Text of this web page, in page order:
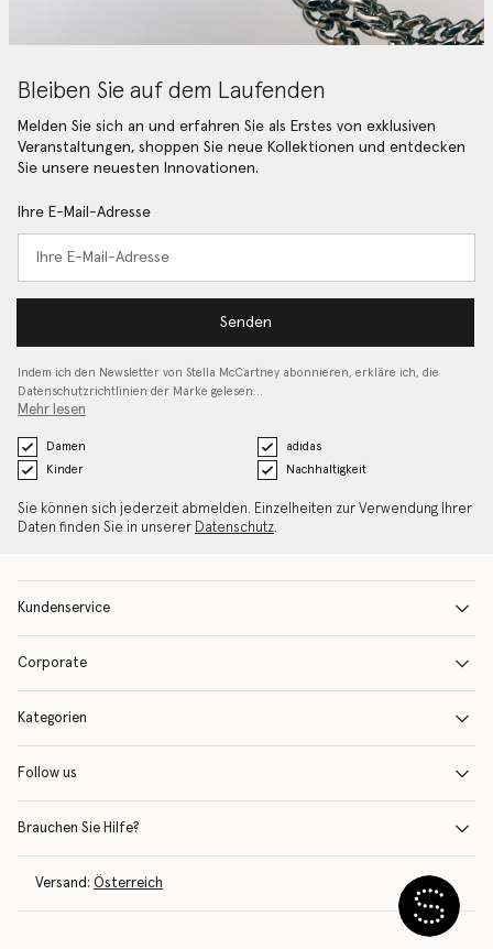
Bleiben Sie auf dem Laufenden
Melden Sie sich an und erfahren Sie als Erstes von exklusiven
Veranstaltungen, shoppen Sie neue Kollektionen und entdecken
Sie unsere neuesten Innovationen.
Ihre E-Mail-Adresse
Senden
Indem ich den Newsletter von Stella McCartney abonnieren, erkläre ich, die
Datenschutzrichtlinien der Marke gelesen…
Mehr lesen
Damen
adidas
Kinder
Nachhaltigkeit
Sie können sich jederzeit abmelden. Einzelheiten zur Verwendung Ihrer
Daten finden Sie in unserer Datenschutz.
Kundenservice
Corporate
Kategorien
Follow us
Brauchen Sie Hilfe?
Versand: Österreich